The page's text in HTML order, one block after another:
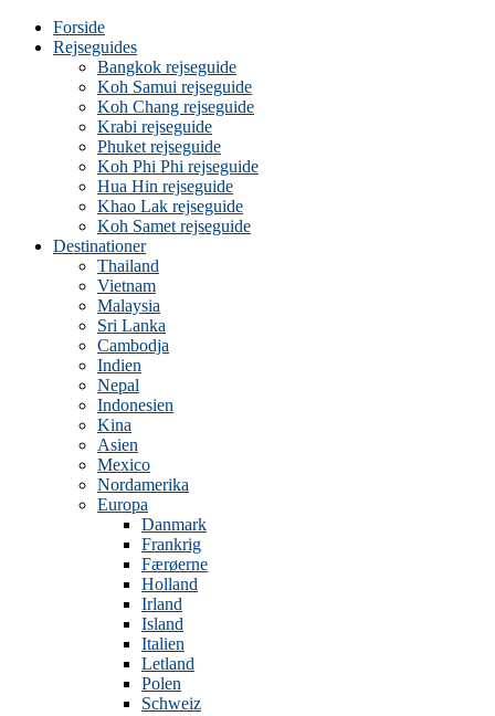
Forside
Rejseguides
Bangkok rejseguide
Koh Samui rejseguide
Koh Chang rejseguide
Krabi rejseguide
Phuket rejseguide
Koh Phi Phi rejseguide
Hua Hin rejseguide
Khao Lak rejseguide
Koh Samet rejseguide
Destinationer
Thailand
Vietnam
Malaysia
Sri Lanka
Cambodja
Indien
Nepal
Indonesien
Kina
Asien
Mexico
Nordamerika
Europa
Danmark
Frankrig
Færøerne
Holland
Irland
Island
Italien
Letland
Polen
Schweiz